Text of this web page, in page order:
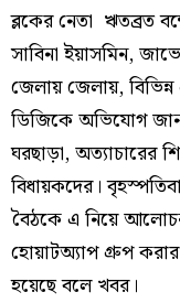
ব্লকের নেতা ঋতব্রত
সাবিনা ইয়াসমিন,
জেলায় জেলায়,
ডিজিকে অভিযোগ
ঘরছাড়া, অত‌্যাচারের
বিধায়কদের।
বৈঠকে এ নিয়ে
হোয়াটঅ‌্যাপ গ্রুপ
হয়েছে বলে খবর।